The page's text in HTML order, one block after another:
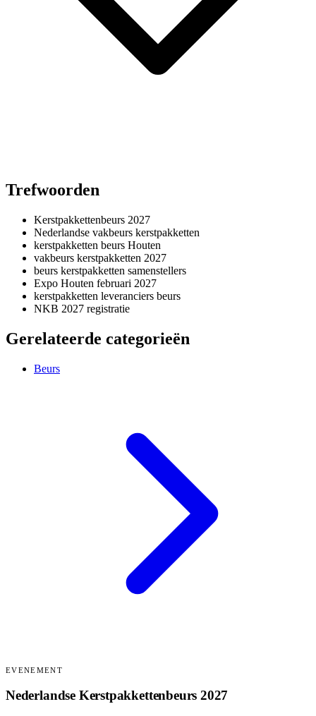
Trefwoorden
Kerstpakkettenbeurs 2027
Nederlandse vakbeurs kerstpakketten
kerstpakketten beurs Houten
vakbeurs kerstpakketten 2027
beurs kerstpakketten samenstellers
Expo Houten februari 2027
kerstpakketten leveranciers beurs
NKB 2027 registratie
Gerelateerde categorieën
Beurs
EVENEMENT
Nederlandse Kerstpakkettenbeurs 2027